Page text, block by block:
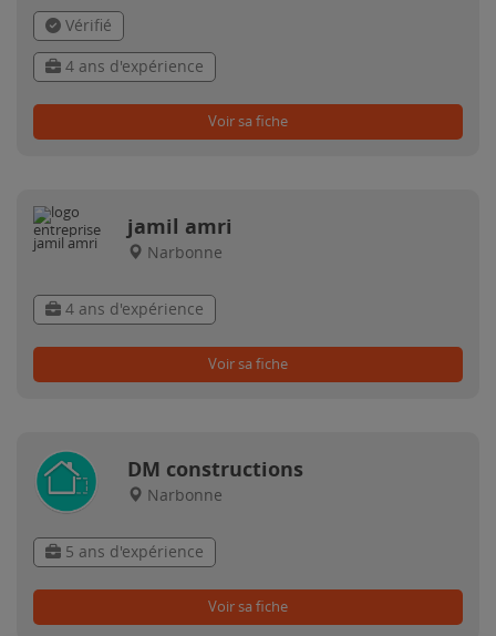
Vérifié
4 ans d'expérience
Voir sa fiche
jamil amri
Narbonne
4 ans d'expérience
Voir sa fiche
DM constructions
Narbonne
5 ans d'expérience
Voir sa fiche